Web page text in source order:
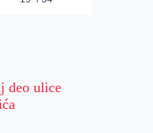
deo ulice